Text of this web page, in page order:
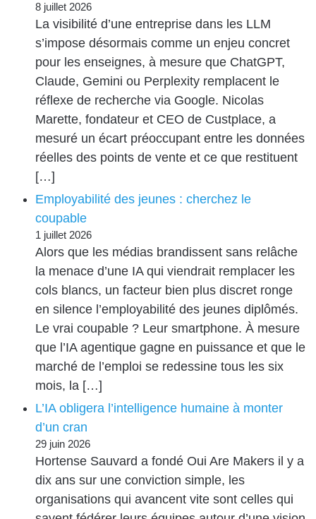
8 juillet 2026
La visibilité d’une entreprise dans les LLM
s’impose désormais comme un enjeu concret
pour les enseignes, à mesure que ChatGPT,
Claude, Gemini ou Perplexity remplacent le
réflexe de recherche via Google. Nicolas
Marette, fondateur et CEO de Custplace, a
mesuré un écart préoccupant entre les données
réelles des points de vente et ce que restituent
[…]
Employabilité des jeunes : cherchez le
coupable
1 juillet 2026
Alors que les médias brandissent sans relâche
la menace d’une IA qui viendrait remplacer les
cols blancs, un facteur bien plus discret ronge
en silence l’employabilité des jeunes diplômés.
Le vrai coupable ? Leur smartphone. À mesure
que l’IA agentique gagne en puissance et que le
marché de l’emploi se redessine tous les six
mois, la […]
L’IA obligera l’intelligence humaine à monter
d’un cran
29 juin 2026
Hortense Sauvard a fondé Oui Are Makers il y a
dix ans sur une conviction simple, les
organisations qui avancent vite sont celles qui